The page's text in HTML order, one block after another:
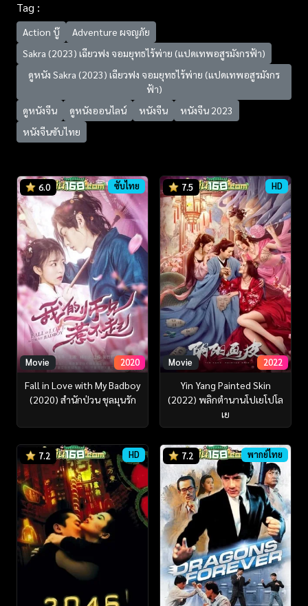
Tag :
Action บู๊
Adventure ผจญภัย
Sakra (2023) เฉียวฟง จอมยุทธไร้พ่าย (แปดเทพอสูรมังกรฟ้า)
ดูหนัง Sakra (2023) เฉียวฟง จอมยุทธไร้พ่าย (แปดเทพอสูรมังกร
ฟ้า)
ดูหนังจีน
ดูหนังออนไลน์ หนังจีน
หนังจีน 2023
หนังจีนซับไทย
6.0 ซับไทย
Movie 2020
Fall in Love with My Badboy
(2020) สำนักป่วน ชุลมุนรัก
7.5 HD
Movie 2022
Yin Yang Painted Skin
(2022) พลิกตำนานโปเยโปโล
เย
7.2 HD 7.2 พากย์ไทย